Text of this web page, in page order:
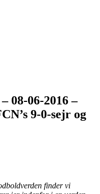
08-06-2016 –
9-0-sejr og
finder vi